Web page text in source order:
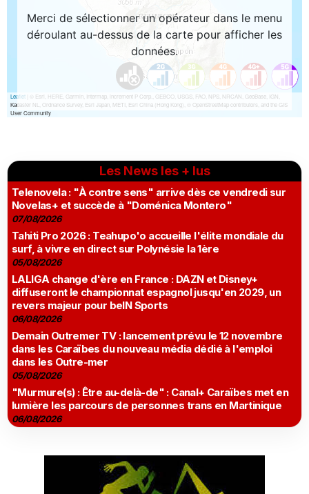
Les News les + lus
Telenovela : "À contre sens" arrive dès ce vendredi sur
Novelas+ et succède à "Doménica Montero"
07/08/2026
Tahiti Pro 2026 : Teahupo'o accueille l'élite mondiale du
surf, à vivre en direct sur Polynésie la 1ère
05/08/2026
LALIGA change d'ère en France : DAZN et Disney+
diffuseront le championnat espagnol jusqu'en 2029, un
revers majeur pour beIN Sports
06/08/2026
Demain Outremer TV : lancement prévu le 12 novembre
dans les Caraïbes du nouveau média dédié à l'emploi
dans les Outre-mer
05/08/2026
"Murmure(s) : Être au-delà-de" : Canal+ Caraïbes met en
lumière les parcours de personnes trans en Martinique
06/08/2026